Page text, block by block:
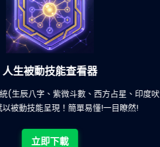
六合彩發達神器
萬個低概率中獎組合，提高中獎率
立即下載